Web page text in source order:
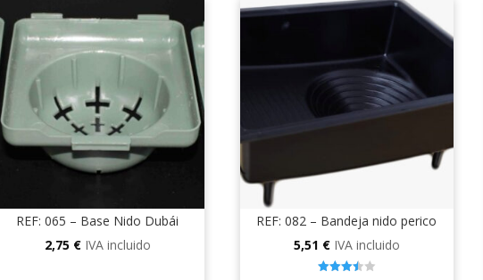
REF: 065 – Base Nido Dubái
2,75 € IVA incluido
REF: 082 – Bandeja nido perico
5,51 € IVA incluido